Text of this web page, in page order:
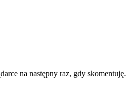
na następny raz, gdy skomentuję.